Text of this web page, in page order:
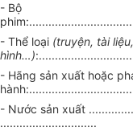
- Bộ
- Thể loại (truyện, tài
hình…)
- Hãng sản xuất hoặc
- Nước sản xuất
..............................